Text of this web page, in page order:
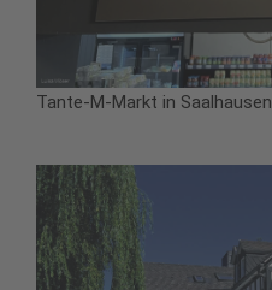
Tante-M-Markt in Saalhausen